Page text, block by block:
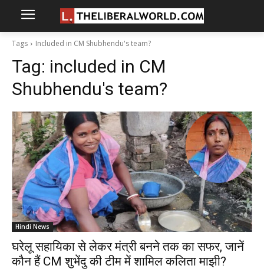
Tags Included in CM Shubhendu's team?
Tag: included in CM
Shubhendu's team?
Hindi News
घरेलू सहायिका से लेकर मंत्री बनने तक का सफर, जानें
कौन हैं CM शुभेंदु की टीम में शामिल कलिता माझी?